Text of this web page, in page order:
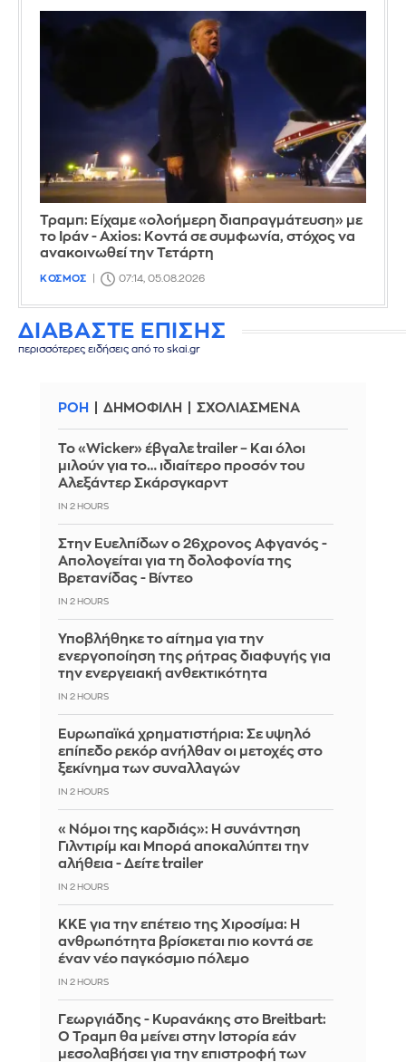
Τραμπ: Είχαμε «ολοήμερη διαπραγμάτευση» με
το Ιράν - Axios: Κοντά σε συμφωνία, στόχος να
ανακοινωθεί την Τετάρτη
ΚΟΣΜΟΣ 07:14, 05.08.2026
ΔΙΑΒΑΣΤΕ ΕΠΙΣΗΣ
περισσότερες ειδήσεις από το skai.gr
ΡΟΗ ΔΗΜΟΦΙΛΗ ΣΧΟΛΙΑΣΜΕΝΑ
Το «Wicker» έβγαλε trailer – Και όλοι
μιλούν για το… ιδιαίτερο προσόν του
Αλεξάντερ Σκάρσγκαρντ
IN 2 HOURS
Στην Ευελπίδων ο 26χρονος Αφγανός -
Απολογείται για τη δολοφονία της
Βρετανίδας - Βίντεο
IN 2 HOURS
Υποβλήθηκε το αίτημα για την
ενεργοποίηση της ρήτρας διαφυγής για
την ενεργειακή ανθεκτικότητα
IN 2 HOURS
Ευρωπαϊκά χρηματιστήρια: Σε υψηλό
επίπεδο ρεκόρ ανήλθαν οι μετοχές στο
ξεκίνημα των συναλλαγών
IN 2 HOURS
«Νόμοι της καρδιάς»: Η συνάντηση
Γιλντιρίμ και Μπορά αποκαλύπτει την
αλήθεια - Δείτε trailer
IN 2 HOURS
ΚΚΕ για την επέτειο της Χιροσίμα: Η
ανθρωπότητα βρίσκεται πιο κοντά σε
έναν νέο παγκόσμιο πόλεμο
IN 2 HOURS
Γεωργιάδης - Κυρανάκης στο Breitbart:
Ο Τραμπ θα μείνει στην Ιστορία εάν
μεσολαβήσει για την επιστροφή των